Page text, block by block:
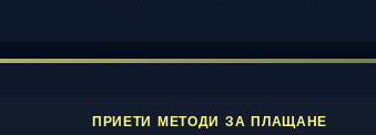
ПРИЕТИ МЕТОДИ ЗА ПЛАЩАНЕ